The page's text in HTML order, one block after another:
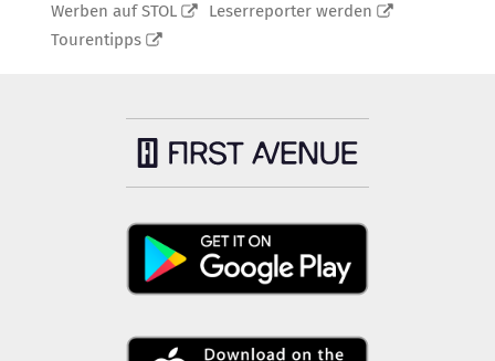
Werben auf STOL
Leserreporter werden
Tourentipps